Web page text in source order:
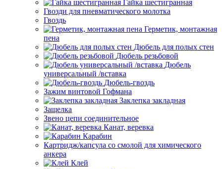
Гайка шестигранная
Гвозди для пневматического молотка
Гвоздь
Герметик, монтажная
пена
Дюбель для полых стен
Дюбель резьбовой
Дюбель
универсальный /вставка
Дюбель-гвоздь
Зажим винтовой Гофмана
Заклепка закладная
Защелка
Звено цепи соединительное
Канат, веревка
Карабин
Картридж/капсула со смолой для химического
анкера
Клей